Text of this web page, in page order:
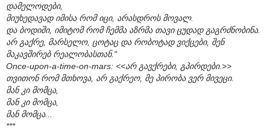
დამელოდები,
მიუხედავად იმისა რომ იცი, არასდროს მოვალ.
და ბოდიში, იმიტომ რომ ჩემმა აზრმა თავი ცუდად გაგრძნობინა.
არ გაქრე, მარსელო, ცოტაც და რობოტად ვიქცები, შენ
მაკავშირებ რეალობასთან."
Once-upon-a-time-on-mars: <<არ გავქრები, გპირდები.>>
თვითონ რომ მთხოვა, არ გაქრეო, მე პირობა ვერ მივეცი.
მან კი მომცა,
მან კი მომცა,
მან მომცა...
***